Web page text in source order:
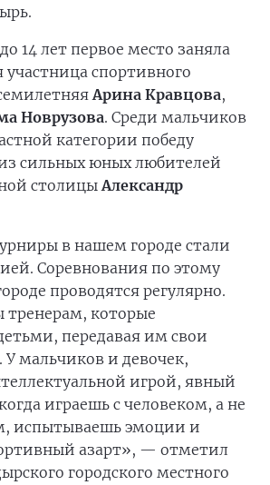
14 лет первое место заняла
спортивного
Арина Кравцова,
Новрузова. Среди мальчиков
категории победу
сильных юных любителей
столицыАлександр
в нашем городе стали
Соревнования по этому
проводятся регулярно.
тренерам, которые
передавая им свои
мальчиков и девочек,
игрой, явный
играешь с человеком, а не
испытываешь эмоции и
азарт», — отметил
городского местного